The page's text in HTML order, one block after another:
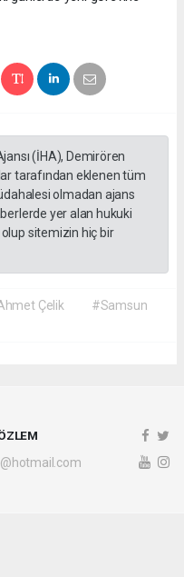
(İHA), Demirören
tarafından eklenen tüm
olmadan ajans
yer alan hukuki
sitemizin hiç bir
Çelik
#Samsun